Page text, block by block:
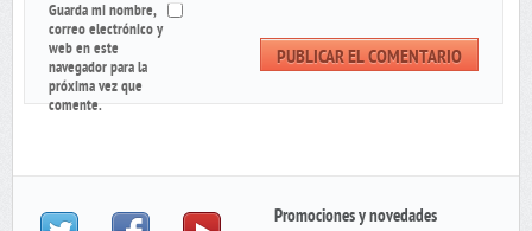
Guarda mi nombre,
correo electrónico y
web en este
navegador para la
próxima vez que
comente.
Promociones y novedades